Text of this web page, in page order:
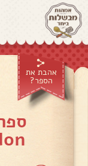
אהבת את
הספר?